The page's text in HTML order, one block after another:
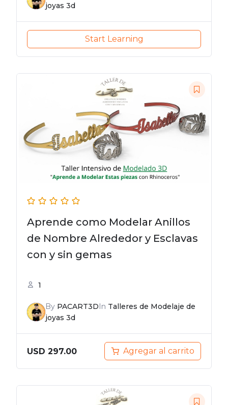
joyas 3d
Start Learning
Aprende como Modelar Anillos
de Nombre Alrededor y Esclavas
con y sin gemas
1
By PACART3D In Talleres de Modelaje de
joyas 3d
USD 297.00 Agregar al carrito